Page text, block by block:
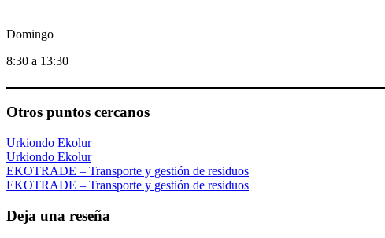
–
Domingo
8:30 a 13:30
Otros puntos cercanos
Urkiondo Ekolur
Urkiondo Ekolur
EKOTRADE – Transporte y gestión de residuos
EKOTRADE – Transporte y gestión de residuos
Deja una reseña